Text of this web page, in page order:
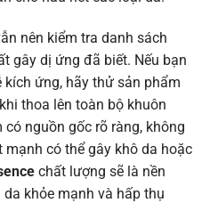
nên kiểm tra danh sách
gây dị ứng đã biết. Nếu bạn
ứng, hãy thử sản phẩm
thoa lên toàn bộ khuôn
nguồn gốc rõ ràng, không
có thể gây khô da hoặc
chất lượng sẽ là nền
khỏe mạnh và hấp thụ